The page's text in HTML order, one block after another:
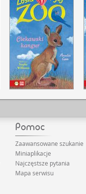
Zaawansowane szukanie
Miniaplikacje
Najczęstsze pytania
Mapa serwisu